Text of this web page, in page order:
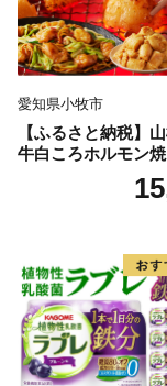
日頃より長与町
います。
年9月26日より
運びとなりまし
長与町では、
まいります。
皆様にはご理解
ご支援を賜りま
引き続きよろし
愛知県小牧市
【ふるさと納税】
牛白ころホルモン